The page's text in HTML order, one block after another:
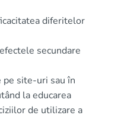
diferitelor
secundare
site-uri sau în
la educarea
de utilizare a